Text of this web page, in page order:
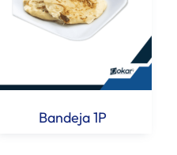
Bandeja 1P